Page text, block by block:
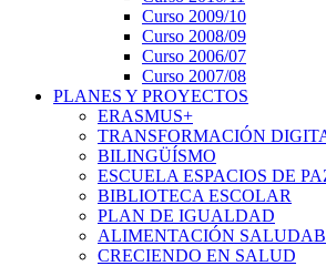
Curso 2009/10
Curso 2008/09
Curso 2006/07
Curso 2007/08
PLANES Y PROYECTOS
ERASMUS+
TRANSFORMACIÓN
BILINGÜÍSMO
ESCUELA ESPACIOS DE
BIBLIOTECA ESCOLAR
PLAN DE IGUALDAD
ALIMENTACIÓN
CRECIENDO EN SALUD